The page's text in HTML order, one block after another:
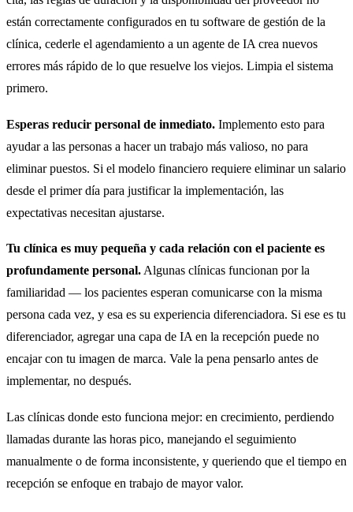
están correctamente configurados en tu software de gestión de la
clínica, cederle el agendamiento a un agente de IA crea nuevos
errores más rápido de lo que resuelve los viejos. Limpia el sistema
primero.
Esperas reducir personal de inmediato. Implemento esto para
ayudar a las personas a hacer un trabajo más valioso, no para
eliminar puestos. Si el modelo financiero requiere eliminar un salario
desde el primer día para justificar la implementación, las
expectativas necesitan ajustarse.
Tu clínica es muy pequeña y cada relación con el paciente es
profundamente personal.Algunas clínicas funcionan por la
familiaridad — los pacientes esperan comunicarse con la misma
persona cada vez, y esa es su experiencia diferenciadora. Si ese es tu
diferenciador, agregar una capa de IA en la recepción puede no
encajar con tu imagen de marca. Vale la pena pensarlo antes de
implementar, no después.
Las clínicas donde esto funciona mejor: en crecimiento, perdiendo
llamadas durante las horas pico, manejando el seguimiento
manualmente o de forma inconsistente, y queriendo que el tiempo en
recepción se enfoque en trabajo de mayor valor.